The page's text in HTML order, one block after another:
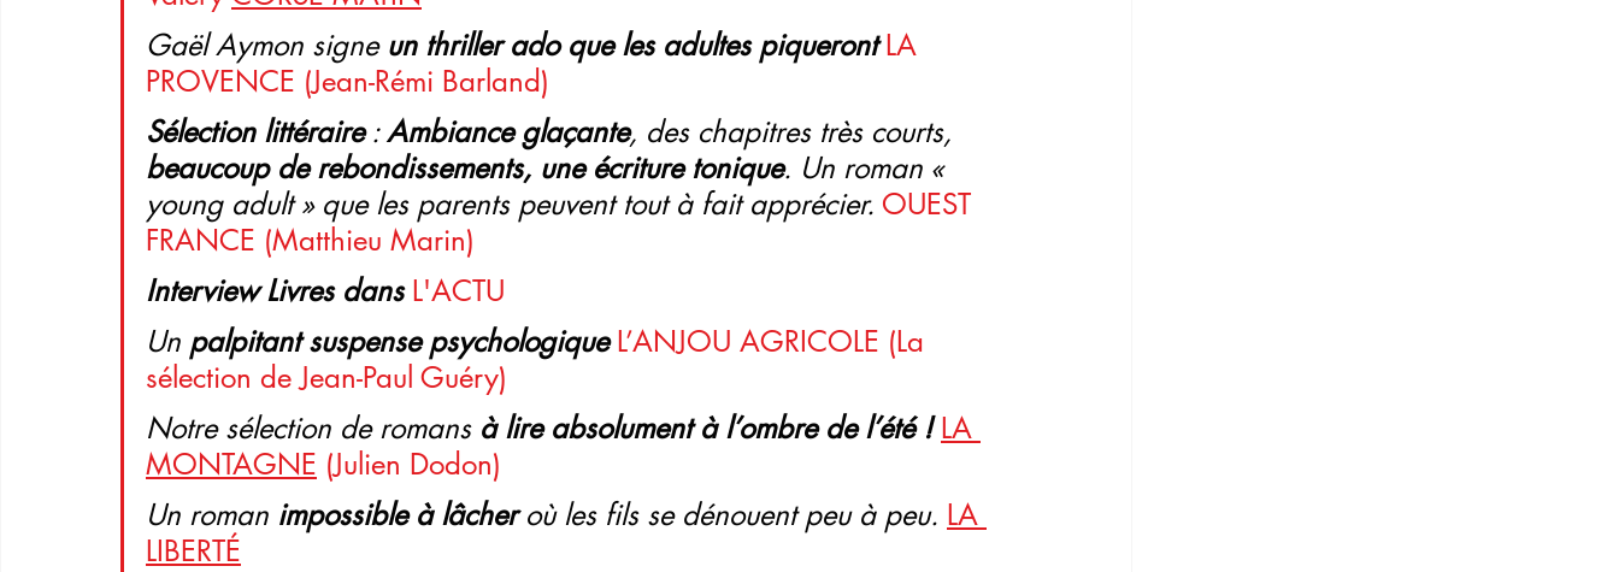
Gaël Aymon signe un thriller ado que les adultes piqueront LA
PROVENCE (Jean-Rémi Barland)
Sélection littéraire : Ambiance glaçante, des chapitres très courts,
beaucoup de rebondissements, une écriture tonique. Un roman «
young adult » que les parents peuvent tout à fait apprécier. OUEST
FRANCE (Matthieu Marin)
Interview Livres dans L'ACTU
Un palpitant suspense psychologique L’ANJOU AGRICOLE (La
sélection de Jean-Paul Guéry)
Notre sélection de romans à lire absolument à l’ombre de l’été ! LA
MONTAGNE (Julien Dodon)
Un roman impossible à lâcher où les fils se dénouent peu à peu. LA
LIBERTÉ